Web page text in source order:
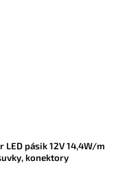
LED pásik 12V 14,4W/m
konektory